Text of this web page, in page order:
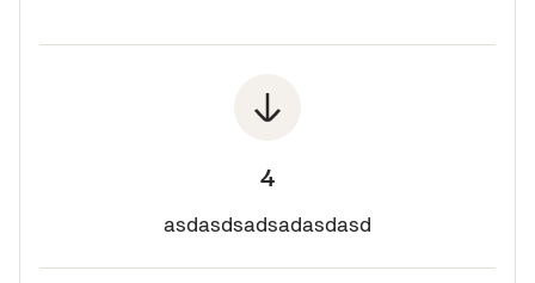
4
asdasdsadsadasdasd